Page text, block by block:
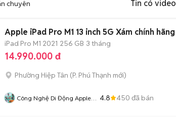
chuyên Tin có video
Apple iPad Pro M1 13 inch 5G Xám chính hãng
iPad Pro M1 2021 256 GB 3 tháng
14.990.000 đ
Phường Hiệp Tân (P. Phú Thạnh mới)
Công Nghệ Di Động Apple
4.8 450 đã bán